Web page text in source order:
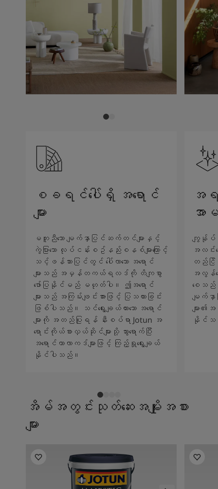
စခရင်ပေါ်ရှိ အရောင်
များ
မတူညီသော မျက်နှာပြင်ဆက်တင်များနှင့်
ကွဲပြားသော လုပ်ငန်းစဥ်နည်းစနစ်များကြောင့်
သင့်ဖန်သားပြင်တွင် ပေါ်လာသော အရောင်
များသည် အမှန်တကယ်ရလဒ်ကို တိကျစွာ
ဖော်ပြနိုင်မည် မဟုတ်ပါ။ ဤအရောင်
များသည် အကြမ်းဖျင်းအားဖြင့် ပြသထားခြင်း
ဖြစ်ပါသည်။ သင်ရွေးချယ်ထားသော အရောင်
များကို အတည်ပြုရန် နီးစပ်ရာ Jotun အ
ရောင်းကိုယ်စားလှယ်ဆိုင်များသို့ သွားရောက်ပြီး
အရောင်ကာလာကဒ်များဖြင့် ကြည့်ရှုရွေးချယ်
နိုင်ပါသည်။
အရ
အ
ကျွန်ုပ်တို့
အလင်း
တည်ငြိ
အလွန်က
စေသည်
မျက်နှ
များ
နိုင်သ
အိမ်အတွင်းသုတ်ဆေးအမျိုးအစား
များ